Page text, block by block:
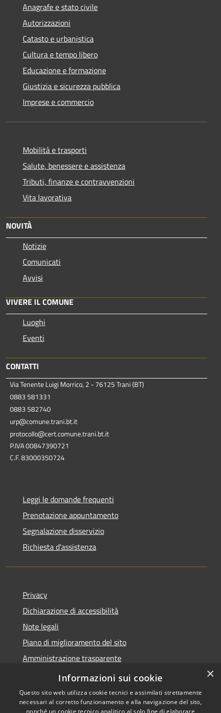
Anagrafe e stato civile
Autorizzazioni
Catasto e urbanistica
Cultura e tempo libero
Educazione e formazione
Giustizia e sicurezza pubblica
Imprese e commercio
Mobilità e trasporti
Salute, benessere e assistenza
Tributi, finanze e contravvenzioni
Vita lavorativa
NOVITÀ
Notizie
Comunicati
Avvisi
VIVERE IL COMUNE
Luoghi
Eventi
CONTATTI
Via Tenente Luigi Morrico, 2 - 76125 Trani (BT)
0883 581331
0883 582740
urp@comune.trani.bt.it
protocollo@cert.comune.trani.bt.it
P.IVA 00847390721
C.F. 83000350724
Leggi le domande frequenti
Prenotazione appuntamento
Segnalazione disservizio
Richiesta d'assistenza
Privacy
Dichiarazione di accessibilità
Note legali
Piano di miglioramento del sito
Amministrazione trasparente
Albo Pretorio
×
Informazioni sui cookie
Questo sito web utilizza cookie tecnici e assimilati strettamente
necessari al corretto funzionamento e alla navigazione del sito,
nonché un cookie tecnico analitico al solo fine di elaborare